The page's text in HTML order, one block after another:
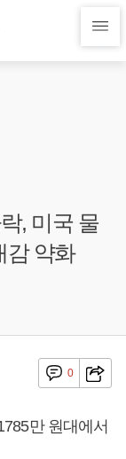
, 미국 물
감 약화
0
만 원대에서